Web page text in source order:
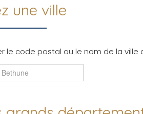
une ville
le code postal ou le nom de la